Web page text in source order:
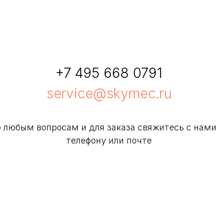
+7 495 668 0791
service@skymec.ru
любым вопросам и для заказа свяжитесь с нами
телефону или почте